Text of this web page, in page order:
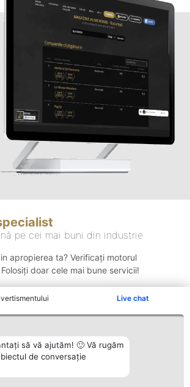
Live chat
să vă ajutăm! 🙂 Vă rugăm
de conversație
pe cei mai buni din industrie
apropierea ta? Verificați motorul
doar cele mai bune servicii!